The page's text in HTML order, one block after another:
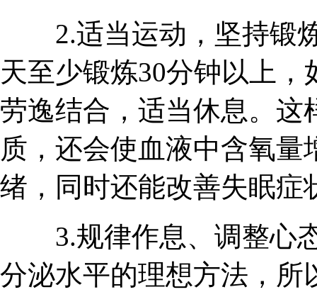
2.适当运动，坚持锻炼
天至少锻炼30分钟以上
劳逸结合，适当休息。这
质，还会使血液中含氧
绪，同时还能改善失眠症
3.规律作息、调整心态
分泌水平的理想方法，所